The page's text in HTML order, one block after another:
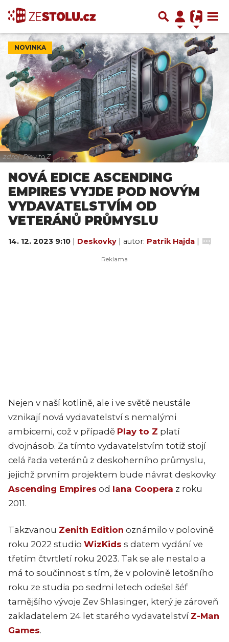
NOVINKA
zdroj: Play to Z
NOVÁ EDICE ASCENDING
EMPIRES VYJDE POD NOVÝM
VYDAVATELSTVÍM OD
VETERÁNŮ PRŮMYSLU
14. 12. 2023 9:10 | Deskovky | autor: Patrik Hajda |
Nejen v naší kotlině, ale i ve světě neustále
vznikají nová vydavatelství s nemalými
ambicemi, což v případě Play to Z platí
dvojnásob. Za tímto vydavatelstvím totiž stojí
celá řada veteránů z deskoherního průmyslu,
jejichž prvním projektem bude návrat deskovky
Ascending Empires od Iana Coopera z roku
2011.
Takzvanou Zenith Edition oznámilo v polovině
roku 2022 studio WizKids s datem vydání ve
třetím čtvrtletí roku 2023. Tak se ale nestalo a
má to součinnost s tím, že v polovině letošního
roku ze studia po sedmi letech odešel šéf
tamějšího vývoje Zev Shlasinger, který je zároveň
zakladatelem 24 let starého vydavatelství Z-Man
Games.